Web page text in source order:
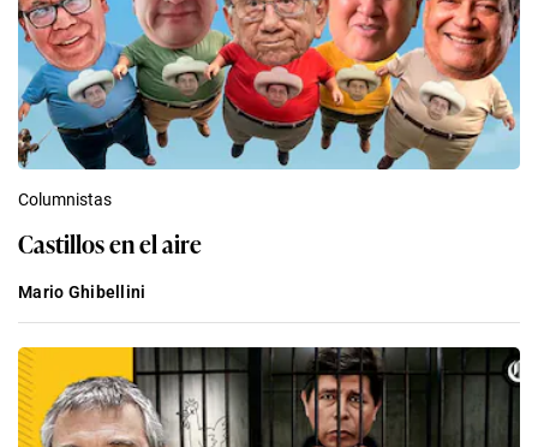
Columnistas
Castillos en el aire
Mario Ghibellini